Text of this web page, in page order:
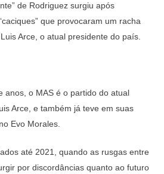
de Rodriguez surgiu após
que provocaram um racha
Arce, o atual presidente do país.
anos, o MAS é o partido do atual
Arce, e também já teve em suas
Evo Morales.
até 2021, quando as rusgas entre
por discordâncias quanto ao futuro